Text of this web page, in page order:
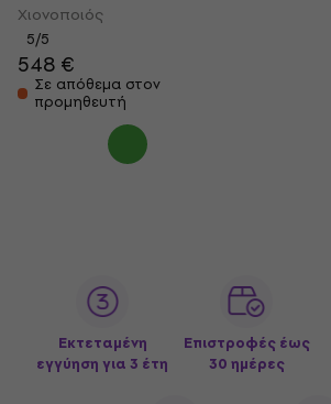
Χιονοποιός
5/5
548 €
Σε απόθεμα στον
προμηθευτή
Εκτεταμένη
εγγύηση για 3 έτη
Επιστροφές έως
30 ημέρες